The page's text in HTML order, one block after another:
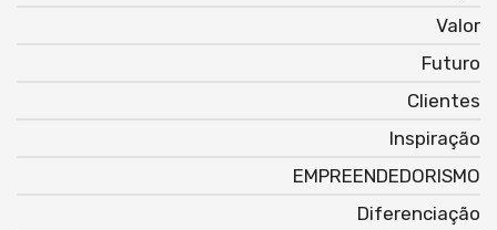
Valor
Futuro
Clientes
Inspiração
EMPREENDEDORISMO
Diferenciação